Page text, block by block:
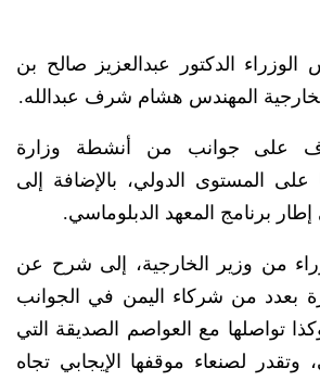
الدكتور عبدالعزيز صالح بن
المهندس هشام شرف عبدالله.
على جوانب من أنشطة وزارة
على المستوى الدولي، بالإضافة إلى
برنامج المعهد الدبلوماسي.
من وزير الخارجية، إلى شرح عن
بعدد من شركاء اليمن في الجوانب
وكذا تواصلها مع العواصم الصديقة التي
وتقدر لصنعاء موقفها الإيجابي تجاه